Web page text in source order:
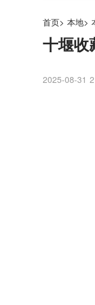
首页> 本地>
十堰收
2025-08-31